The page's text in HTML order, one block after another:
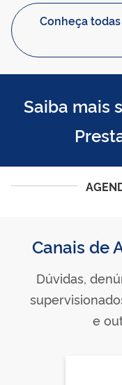
Conheça
Saiba mais
Canais de
Dúvidas,
e